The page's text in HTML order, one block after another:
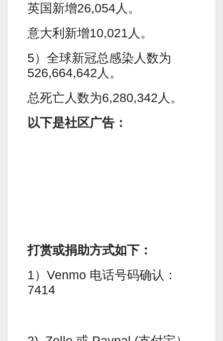
英国新增26,054人。
意大利新增10,021人。
5）全球新冠总感染人数为
526,664,642人。
总死亡人数为6,280,342人。
以下是社区广告：
打赏或捐助方式如下：
1）Venmo 电话号码确认：
7414